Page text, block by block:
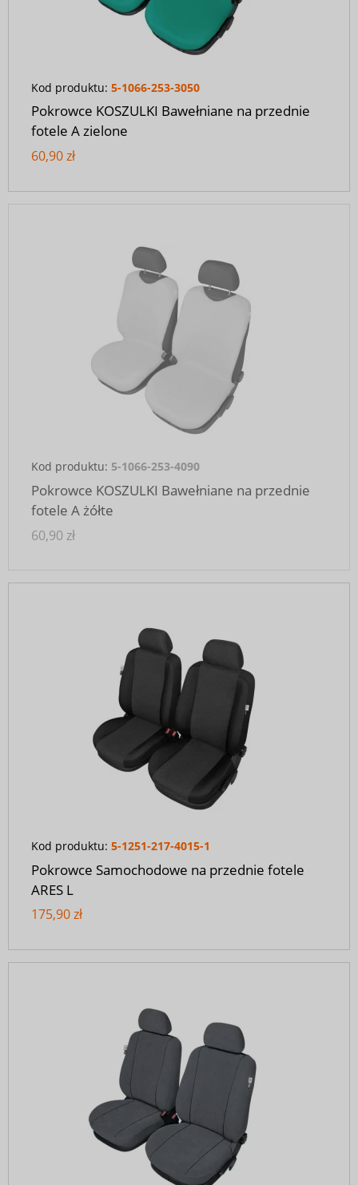
Kod produktu: 5-1066-253-3050
Pokrowce KOSZULKI Bawełniane na przednie
fotele A zielone
60,90 zł
Kod produktu: 5-1066-253-4090
Pokrowce KOSZULKI Bawełniane na przednie
fotele A żółte
60,90 zł
Kod produktu: 5-1251-217-4015-1
Pokrowce Samochodowe na przednie fotele
ARES L
175,90 zł